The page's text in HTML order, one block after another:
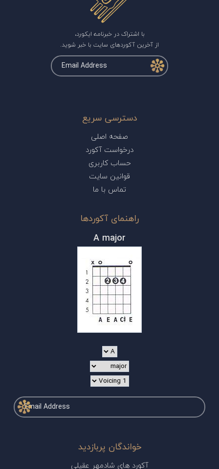
با اشتراک در خبرنامه ایکورد،
از آخرین آکوردهای سایت با خبر شوید.
دسترسی سریع
صفحه اصلی
درخواست آکورد
حساب کاربری
قوانین سایت
تماس با ما
راهنمای آکوردها
A major
خواندگان پربازدید
آکورد های شادمهر عقیلی